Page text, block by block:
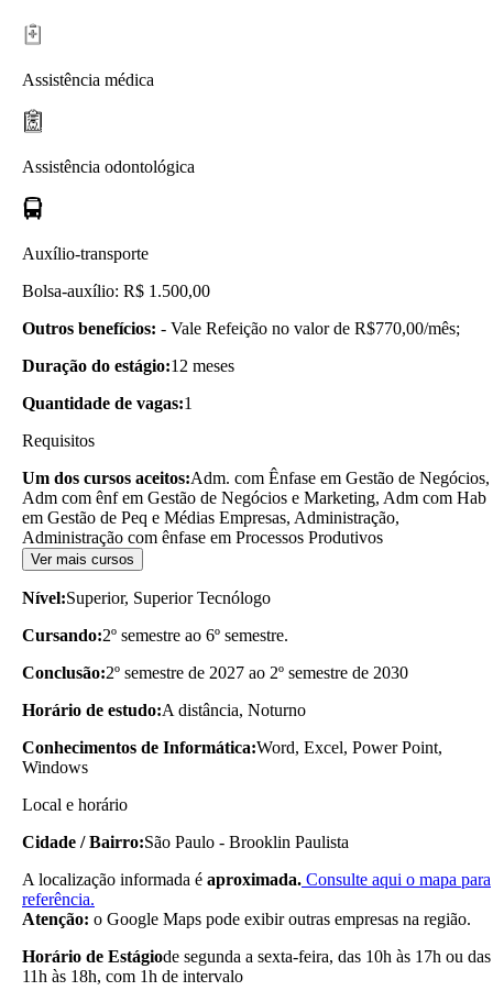
Assistência médica
Assistência odontológica
Auxílio-transporte
Bolsa-auxílio: R$ 1.500,00
Outros benefícios: - Vale Refeição no valor de R$770,00/mês;
Duração do estágio:12 meses
Quantidade de vagas:1
Requisitos
Um dos cursos aceitos:Adm. com Ênfase em Gestão de Negócios,
Adm com ênf em Gestão de Negócios e Marketing, Adm com Hab
em Gestão de Peq e Médias Empresas, Administração,
Administração com ênfase em Processos Produtivos
Ver mais cursos
Nível:Superior, Superior Tecnólogo
Cursando:2º semestre ao 6º semestre.
Conclusão:2º semestre de 2027 ao 2º semestre de 2030
Horário de estudo:A distância, Noturno
Conhecimentos de Informática:Word, Excel, Power Point,
Windows
Local e horário
Cidade / Bairro:São Paulo - Brooklin Paulista
A localização informada é aproximada. Consulte aqui o mapa para
referência.
Atenção: o Google Maps pode exibir outras empresas na região.
Horário de Estágiode segunda a sexta-feira, das 10h às 17h ou das
11h às 18h, com 1h de intervalo